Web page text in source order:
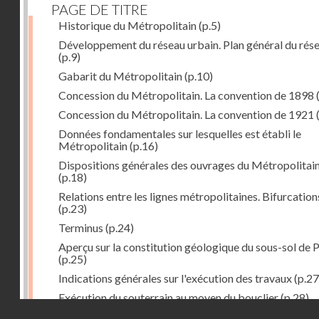
PAGE DE TITRE
Historique du Métropolitain(p.5)
Développement du réseau urbain. Plan général du
(p.9)
Gabarit du Métropolitain(p.10)
Concession du Métropolitain. La convention de 1898
Concession du Métropolitain. La convention de 1921
Données fondamentales sur lesquelles est établi le
Métropolitain(p.16)
Dispositions générales des ouvrages du
(p.18)
Relations entre les lignes métropolitaines.
(p.23)
Terminus (p.24)
Aperçu sur la constitution géologique du sous-sol de
(p.25)
Indications générales sur l'exécution des travaux
Exécution du souterrain au moyen du bouclier(p.28)